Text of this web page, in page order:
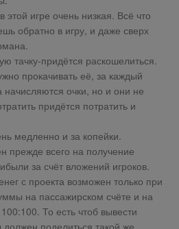
этой игре очень низкая. Всё что
обратно в игру, и даже сверх
тачку-придётся раскошелиться.
прокачивать её, за каждый
начисляются очки, но и они не
придётся потратить и
медленно и за копейки.
прежде всего на получение
за счёт вложений игроков.
с проекта возможен только при
на пассажирском счёте и на
То есть чтоб вывести
поделиться такой же